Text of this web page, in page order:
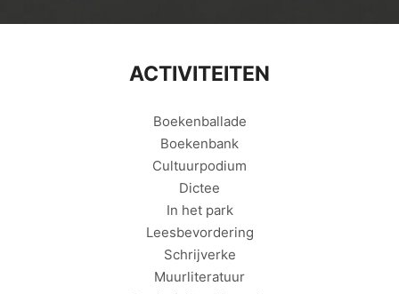
ACTIVITEITEN
Boekenballade
Boekenbank
Cultuurpodium
Dictee
In het park
Leesbevordering
Schrijverke
Muurliteratuur